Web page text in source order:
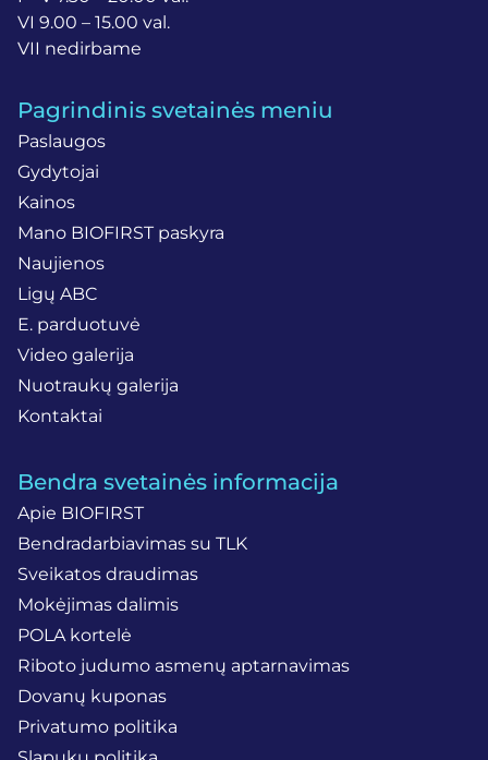
VI 9.00 – 15.00 val.
VII nedirbame
Pagrindinis svetainės meniu
Paslaugos
Gydytojai
Kainos
Mano BIOFIRST paskyra
Naujienos
Ligų ABC
E. parduotuvė
Video galerija
Nuotraukų galerija
Kontaktai
Bendra svetainės informacija
Apie BIOFIRST
Bendradarbiavimas su TLK
Sveikatos draudimas
Mokėjimas dalimis
POLA kortelė
Riboto judumo asmenų aptarnavimas
Dovanų kuponas
Privatumo politika